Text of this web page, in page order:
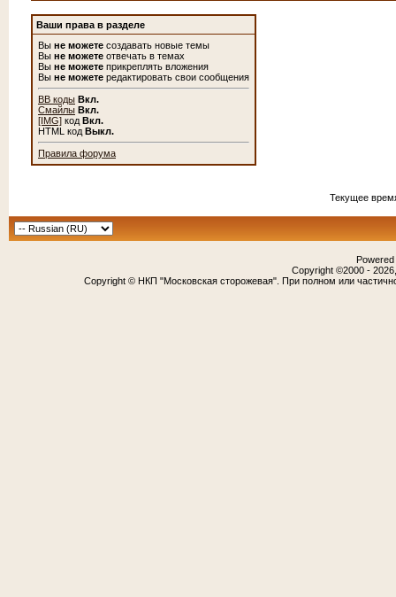
Ваши права в разделе
Вы не можете создавать новые темы
Вы не можете отвечать в темах
Вы не можете прикреплять вложения
Вы не можете редактировать свои сообщения
BB коды Вкл.
Смайлы Вкл.
[IMG] код Вкл.
HTML код Выкл.
Правила форума
Текущее
Copyright ©2000 -
Copyright © НКП "Московская сторожевая". При полном или